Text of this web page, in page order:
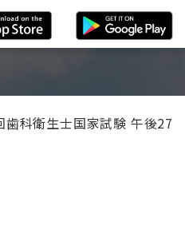
歯科衛生士国家試験 午後27